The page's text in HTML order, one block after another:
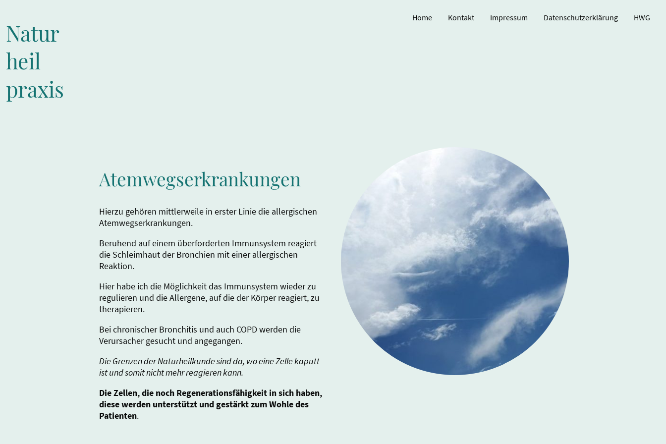
Natur
heil
praxis
Home Kontakt Impressum Datenschutzerklärung HWG
Atemwegserkrankungen
Hierzu gehören mittlerweile in erster Linie die allergischen
Atemwegserkrankungen.
Beruhend auf einem überforderten Immunsystem reagiert
die Schleimhaut der Bronchien mit einer allergischen
Reaktion.
Hier habe ich die Möglichkeit das Immunsystem wieder zu
regulieren und die Allergene, auf die der Körper reagiert, zu
therapieren.
Bei chronischer Bronchitis und auch COPD werden die
Verursacher gesucht und angegangen.
Die Grenzen der Naturheilkunde sind da, wo eine Zelle kaputt
ist und somit nicht mehr reagieren kann.
Die Zellen, die noch Regenerationsfähigkeit in sich haben,
diese werden unterstützt und gestärkt zum Wohle des
Patienten.